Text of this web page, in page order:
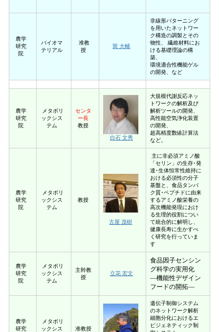
農学
研究
院
バイオマ
テリアル
准教
授
巽 大輔
非線形パターニング
を用いたネットワー
ク構造の調製とその
物性、 繊維材料にお
ける基礎理論の構
築、
環境適合性機能ゲル
の開発、など
農学
研究
院
メタボリ
ックシス
テム
センタ
ー長
教授
白石 文秀
大規模代謝反応ネッ
トワークの解析及び
解析ツールの開発、
高性能空気浄化装置
の開発、
超高精度数値計算法
など。
農学
研究
院
メタボリ
ックシス
テム
教授
古屋 茂樹
主に非必須アミノ酸
「セリン」の生存･発
達･生体恒常性維持に
おける必須性の分子
基盤と、食品タンパ
ク質･ペプチドに由来
するアミノ酸栄養の
高次機能発現におけ
る生理的役割につい
て統合的に解明し、
健康長寿に生かすべ
く研究を行っていま
す
農学
研究
院
メタボリ
ックシス
テム
主幹教
授
立花 宏文
食品因子センシン
グ科学の実用化
―機能性デザイン
フードの開拓―
農学
研究
メタボリ
ックシス
准教授
遺伝子制御システム
のネットワーク解析
細胞分化におけるエ
ピジェネティック制